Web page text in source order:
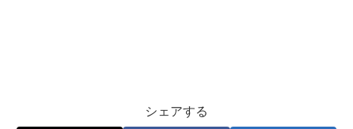
シェアする